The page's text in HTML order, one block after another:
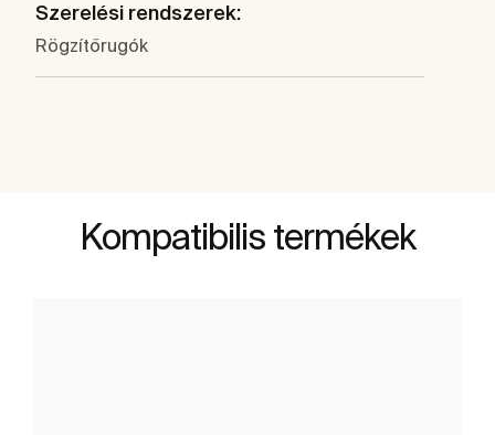
Szerelési rendszerek:
Rögzítőrugók
Kompatibilis termékek